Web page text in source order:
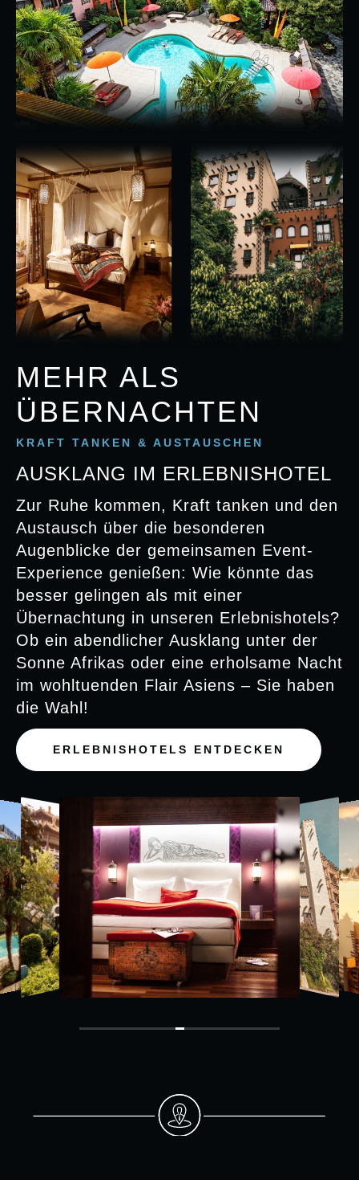
MEHR ALS
ÜBERNACHTEN
KRAFT TANKEN & AUSTAUSCHEN
AUSKLANG IM ERLEBNISHOTEL
Zur Ruhe kommen, Kraft tanken und den
Austausch über die besonderen
Augenblicke der gemeinsamen Event-
Experience genießen: Wie könnte das
besser gelingen als mit einer
Übernachtung in unseren Erlebnishotels?
Ob ein abendlicher Ausklang unter der
Sonne Afrikas oder eine erholsame Nacht
im wohltuenden Flair Asiens – Sie haben
die Wahl!
ERLEBNISHOTELS ENTDECKEN